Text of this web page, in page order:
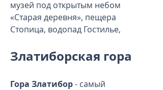
музей под открытым небом
«Старая деревня», пещера
Стопица, водопад Гостилье,
Златиборская гора
Гора Златибор- самый